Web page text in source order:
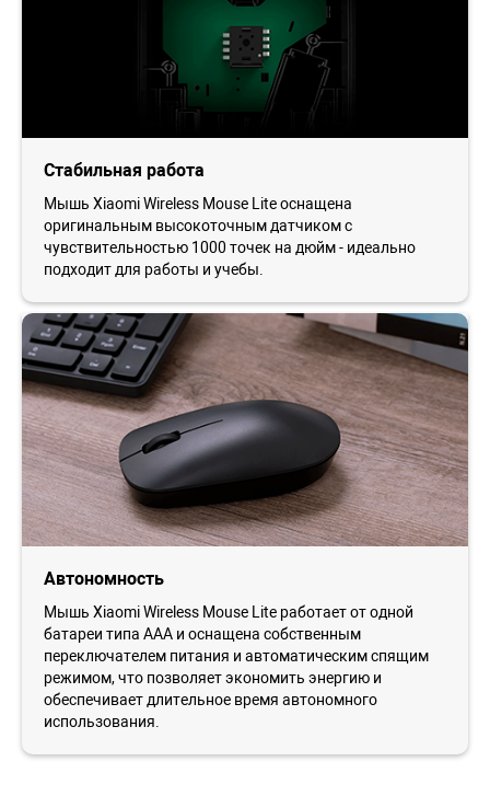
Стабильная работа
Мышь Xiaomi Wireless Mouse Lite оснащена
оригинальным высокоточным датчиком с
чувствительностью 1000 точек на дюйм - идеально
подходит для работы и учебы.
Автономность
Мышь Xiaomi Wireless Mouse Lite работает от одной
батареи типа AAA и оснащена собственным
переключателем питания и автоматическим спящим
режимом, что позволяет экономить энергию и
обеспечивает длительное время автономного
использования.